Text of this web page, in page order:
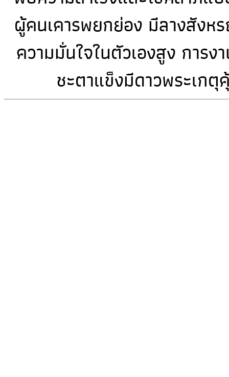
ผู้คนเคารพยกย่อง มีลางสัง
ความมั่นใจในตัวเองสูง การ
ชะตาแข็งมีดาวพระเก